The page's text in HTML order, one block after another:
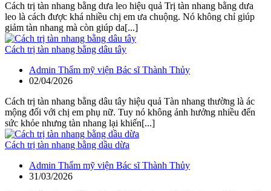
Cách trị tàn nhang bằng dưa leo hiệu quả Trị tàn nhang bằng dưa
leo là cách được khá nhiều chị em ưa chuộng. Nó không chỉ giúp
giảm tàn nhang mà còn giúp da[...]
Cách trị tàn nhang bằng dâu tây
Admin Thẩm mỹ viện Bác sĩ Thành Thủy
02/04/2026
Cách trị tàn nhang bằng dâu tây hiệu quả Tàn nhang thường là ác
mộng đối với chị em phụ nữ. Tuy nó không ảnh hưởng nhiều đến
sức khỏe nhưng tàn nhang lại khiến[...]
Cách trị tàn nhang bằng dầu dừa
Admin Thẩm mỹ viện Bác sĩ Thành Thủy
31/03/2026